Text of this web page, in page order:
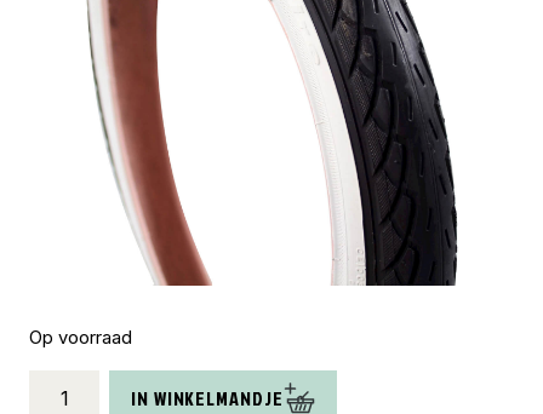
Op voorraad
IN WINKELMANDJE